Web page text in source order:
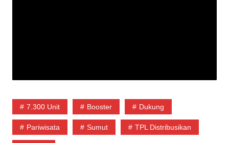
7.300 Unit Booster Dukung
Pariwisata Sumut TPL Distribusikan